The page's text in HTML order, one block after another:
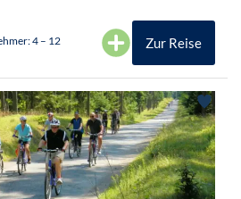
4 – 12 Zur Reise